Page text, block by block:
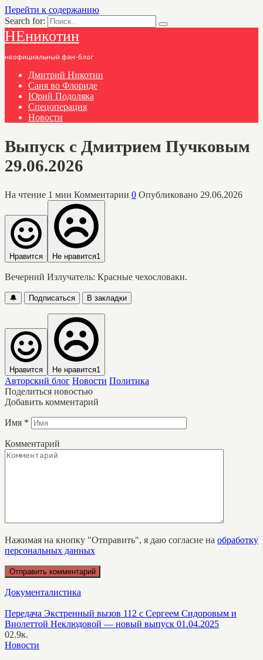
Перейти к содержанию
Search for:
НЕникотин
неофициальный фан-блог
Дмитрий Никотин
Саня во Флориде
Юрий Подоляка
Спецоперация
Новости
Выпуск с Дмитрием Пучковым
29.06.2026
На чтение 1 мин Комментарии 0 Опубликовано 29.06.2026
Нравится Не нравится1
Вечерний Излучатель: Красные чехословаки.
🔔 Подписаться В закладки
Нравится Не нравится1
Авторский блог Новости Политика
Поделиться новостью
Добавить комментарий
Имя *
Комментарий
Нажимая на кнопку "Отправить", я даю согласие на обработку
персональных данных
Документалистика
Передача Экстренный вызов 112 с Сергеем Сидоровым и
Виолеттой Неклюдовой — новый выпуск 01.04.2025
02.9к.
Новости